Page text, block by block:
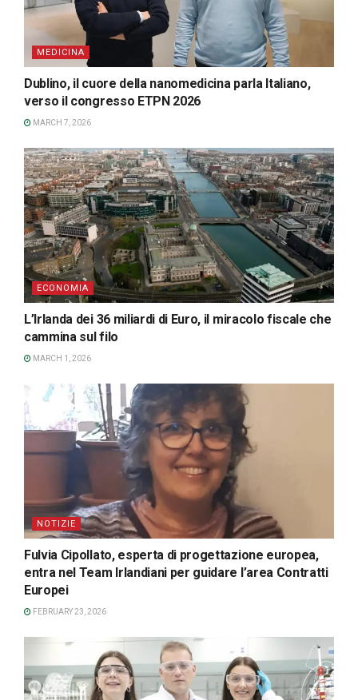
MEDICINA
Dublino, il cuore della nanomedicina parla Italiano,
verso il congresso ETPN 2026
MARCH 7, 2026
ECONOMIA
L’Irlanda dei 36 miliardi di Euro, il miracolo fiscale che
cammina sul filo
MARCH 1, 2026
NOTIZIE
Fulvia Cipollato, esperta di progettazione europea,
entra nel Team Irlandiani per guidare l’area Contratti
Europei
FEBRUARY 23, 2026